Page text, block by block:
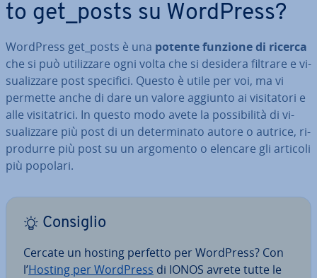
to get_posts su WordPress?
WordPress get_posts è una potente funzione di ricerca
che si può uti­liz­za­re ogni volta che si desidera filtrare e vi­
sua­liz­za­re post specifici. Questo è utile per voi, ma vi
permette anche di dare un valore aggiunto ai vi­si­ta­to­ri e
alle vi­si­ta­tri­ci. In questo modo avete la pos­si­bi­li­tà di vi­
sua­liz­za­re più post di un de­ter­mi­na­to autore o autrice, ri­
pro­dur­re più post su un argomento o elencare gli articoli
più popolari.
Consiglio
Cercate un hosting perfetto per WordPress? Con
l’Hosting per WordPress di IONOS avrete tutte le